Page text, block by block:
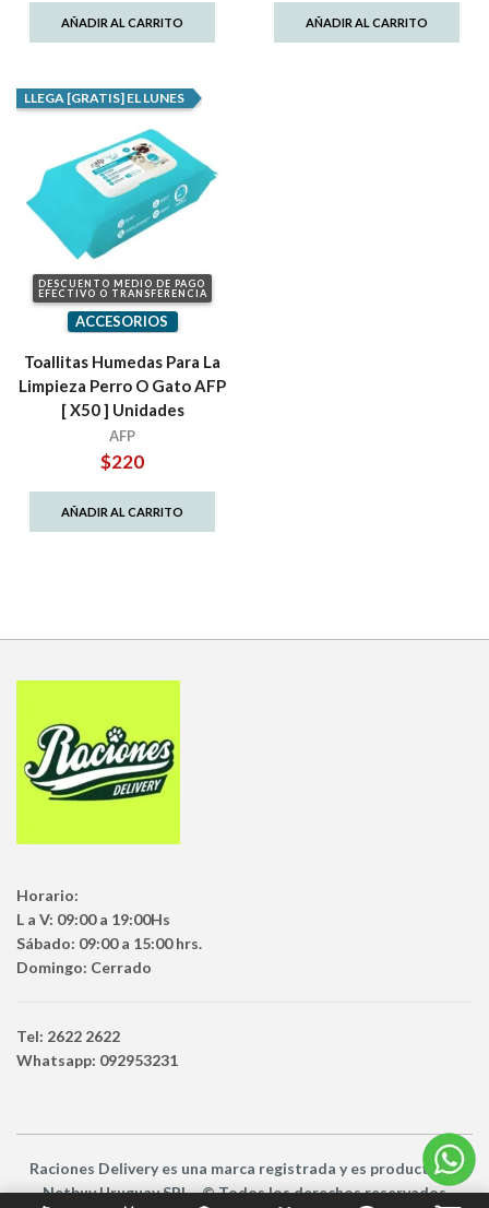
AÑADIR AL CARRITO AÑADIR AL CARRITO
DESCUENTO MEDIO DE PAGO
EFECTIVO O TRANSFERENCIA
LLEGA [GRATIS] EL LUNES
ACCESORIOS
Toallitas Humedas Para La
Limpieza Perro O Gato AFP
[ X50 ] Unidades
AFP
$220
AÑADIR AL CARRITO
Horario:
L a V: 09:00 a 19:00Hs
Sábado: 09:00 a 15:00 hrs.
Domingo: Cerrado
Tel: 2622 2622
Whatsapp: 092953231
Raciones Deliveryes una marca registrada y es productode
Netbuy Uruguay SRL -© Todos los derechos reservados